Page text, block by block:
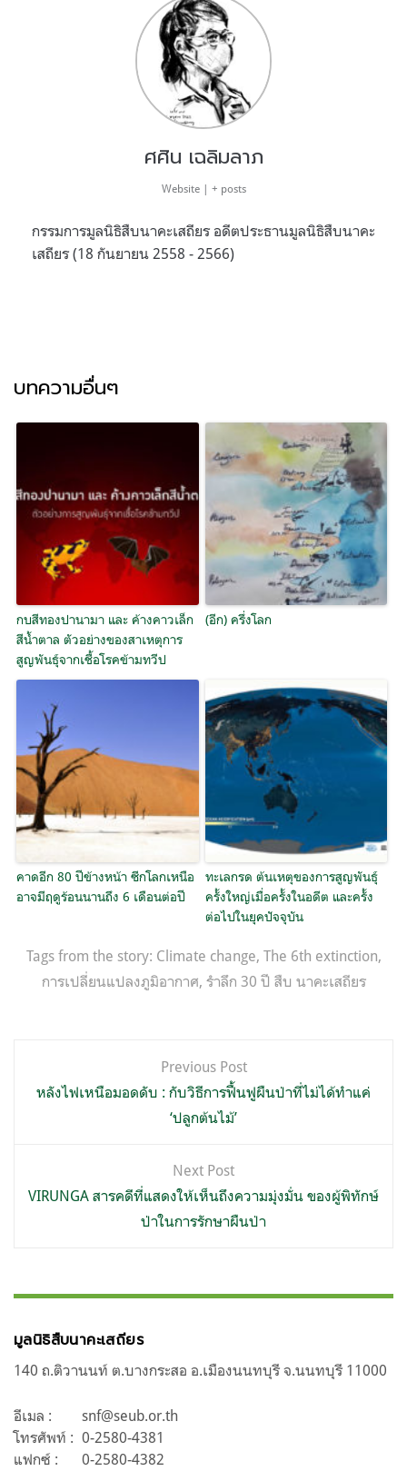
ศศิน เฉลิมลาภ
Website | + posts
กรรมการมูลนิธิสืบนาคะเสถียร อดีตประธานมูลนิธิสืบนาคะ
เสถียร (18 กันยายน 2558 - 2566)
บทความอื่นๆ
กบสีทองปานามา และ ค้างคาวเล็ก
สีน้ำตาล ตัวอย่างของสาเหตุการ
สูญพันธุ์จากเชื้อโรคข้ามทวีป
(อีก) ครึ่งโลก
คาดอีก 80 ปีข้างหน้า ซีกโลกเหนือ
อาจมีฤดูร้อนนานถึง 6 เดือนต่อปี
ทะเลกรด ต้นเหตุของการสูญพันธุ์
ครั้งใหญ่เมื่อครั้งในอดีต และครั้ง
ต่อไปในยุคปัจจุบัน
Tags from the story: Climate change, The 6th extinction,
การเปลี่ยนแปลงภูมิอากาศ, รำลึก 30 ปี สืบ นาคะเสถียร
เรื่อง
Previous Post
หลังไฟเหนือมอดดับ : กับวิธีการฟื้นฟูผืนป่าที่ไม่ได้ทำแค่
‘ปลูกต้นไม้’
Next Post
VIRUNGA สารคดีที่แสดงให้เห็นถึงความมุ่งมั่น ของผู้พิทักษ์
ป่าในการรักษาผืนป่า
มูลนิธิสืบนาคะเสถียร
140 ถ.ติวานนท์ ต.บางกระสอ อ.เมืองนนทบุรี จ.นนทบุรี 11000
อีเมล :
snf@seub.or.th
โทรศัพท์ : 0-2580-4381
แฟกซ์ :
0-2580-4382